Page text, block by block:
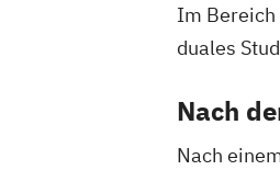
Im
duales
Nach
Nach